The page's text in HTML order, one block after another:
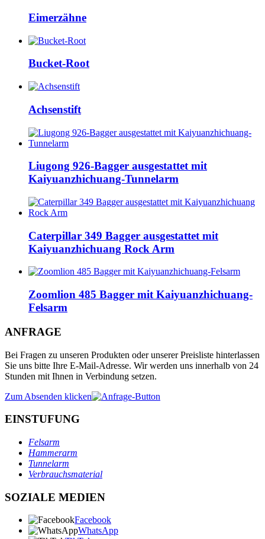
Eimerzähne
Bucket-Root
Achsenstift
Liugong 926-Bagger ausgestattet mit
Kaiyuanzhichuang-Tunnelarm
Caterpillar 349 Bagger ausgestattet mit
Kaiyuanzhichuang Rock Arm
Zoomlion 485 Bagger mit Kaiyuanzhichuang-
Felsarm
ANFRAGE
Bei Fragen zu unseren Produkten oder unserer Preisliste hinterlassen
Sie uns bitte Ihre E-Mail-Adresse. Wir werden uns innerhalb von 24
Stunden mit Ihnen in Verbindung setzen.
Zum Absenden klicken
EINSTUFUNG
Felsarm
Hammerarm
Tunnelarm
Verbrauchsmaterial
SOZIALE MEDIEN
Facebook
WhatsApp